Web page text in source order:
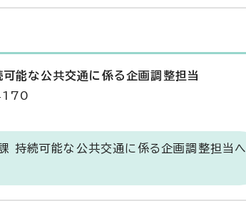
能な公共交通に係る企画調整担当
持続可能な公共交通に係る企画調整担当へ